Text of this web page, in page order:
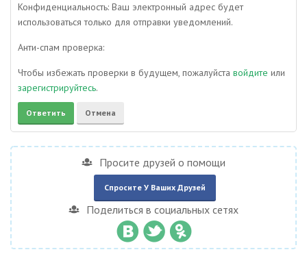
Конфиденциальность: Ваш электронный адрес будет
использоваться только для отправки уведомлений.
Анти-спам проверка:
Чтобы избежать проверки в будущем, пожалуйста войдите или
зарегистрируйтесь.
Просите друзей о помощи
Спросите У Ваших Друзей
Поделиться в социальных сетях